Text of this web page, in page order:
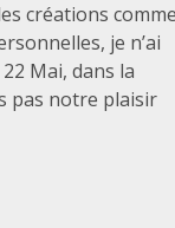
créations
je n’ai
Mai, dans la
pas notre plaisir